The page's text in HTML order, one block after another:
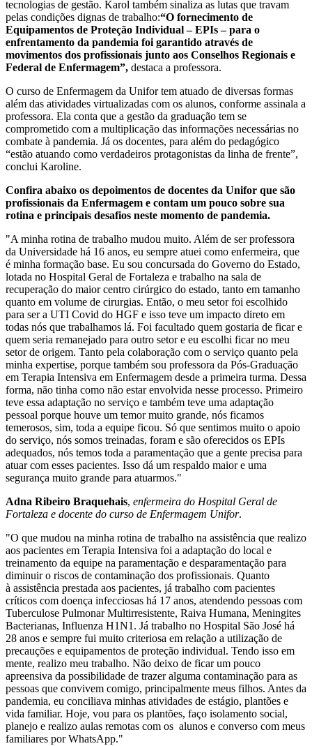
tecnologias de gestão. Karol também sinaliza as lutas que travam
pelas condições dignas de trabalho:“O fornecimento de
Equipamentos de Proteção Individual – EPIs – para o
enfrentamento da pandemia foi garantido através de
movimentos dos profissionais junto aos Conselhos Regionais e
Federal de Enfermagem”, destaca a professora.
O curso de Enfermagem da Unifor tem atuado de diversas formas
além das atividades virtualizadas com os alunos, conforme assinala a
professora. Ela conta que a gestão da graduação tem se
comprometido com a multiplicação das informações necessárias no
combate à pandemia. Já os docentes, para além do pedagógico
“estão atuando como verdadeiros protagonistas da linha de frente”,
conclui Karoline.
Confira abaixo os depoimentos de docentes da Unifor que são
profissionais da Enfermagem e contam um pouco sobre sua
rotina e principais desafios neste momento de pandemia.
"A minha rotina de trabalho mudou muito. Além de ser professora
da Universidade há 16 anos, eu sempre atuei como enfermeira, que
é minha formação base. Eu sou concursada do Governo do Estado,
lotada no Hospital Geral de Fortaleza e trabalho na sala de
recuperação do maior centro cirúrgico do estado, tanto em tamanho
quanto em volume de cirurgias. Então, o meu setor foi escolhido
para ser a UTI Covid do HGF e isso teve um impacto direto em
todas nós que trabalhamos lá. Foi facultado quem gostaria de ficar e
quem seria remanejado para outro setor e eu escolhi ficar no meu
setor de origem. Tanto pela colaboração com o serviço quanto pela
minha expertise, porque também sou professora da Pós-Graduação
em Terapia Intensiva em Enfermagem desde a primeira turma. Dessa
forma, não tinha como não estar envolvida nesse processo. Primeiro
teve essa adaptação no serviço e também teve uma adaptação
pessoal porque houve um temor muito grande, nós ficamos
temerosos, sim, toda a equipe ficou. Só que sentimos muito o apoio
do serviço, nós somos treinadas, foram e são oferecidos os EPIs
adequados, nós temos toda a paramentação que a gente precisa para
atuar com esses pacientes. Isso dá um respaldo maior e uma
segurança muito grande para atuarmos."
Adna Ribeiro Braquehais, enfermeira do Hospital Geral de
Fortaleza e docente do curso de Enfermagem Unifor.
"O que mudou na minha rotina de trabalho na assistência que realizo
aos pacientes em Terapia Intensiva foi a adaptação do local e
treinamento da equipe na paramentação e desparamentação para
diminuir o riscos de contaminação dos profissionais. Quanto
à assistência prestada aos pacientes, já trabalho com pacientes
críticos com doença infecciosas há 17 anos, atendendo pessoas com
Tuberculose Pulmonar Multirresistente, Raiva Humana, Meningites
Bacterianas, Influenza H1N1. Já trabalho no Hospital São José há
28 anos e sempre fui muito criteriosa em relação a utilização de
precauções e equipamentos de proteção individual. Tendo isso em
mente, realizo meu trabalho. Não deixo de ficar um pouco
apreensiva da possibilidade de trazer alguma contaminação para as
pessoas que convivem comigo, principalmente meus filhos. Antes da
pandemia, eu conciliava minhas atividades de estágio, plantões e
vida familiar. Hoje, vou para os plantões, faço isolamento social,
planejo e realizo aulas remotas com os alunos e converso com meus
familiares por WhatsApp."